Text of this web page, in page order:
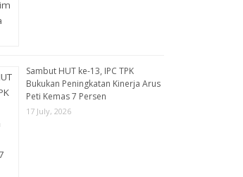
Sambut HUT ke-13, IPC TPK
Bukukan Peningkatan Kinerja Arus
Peti Kemas 7 Persen
17 July, 2026